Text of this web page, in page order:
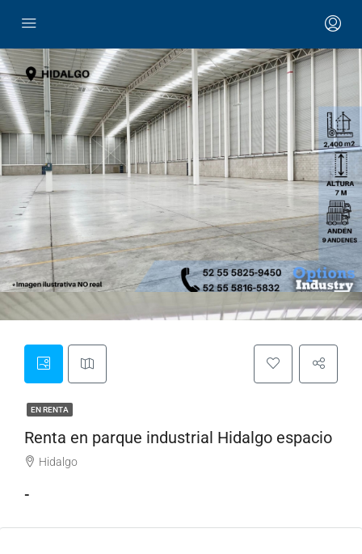
EN RENTA
Renta en parque industrial Hidalgo espacio
Hidalgo
-